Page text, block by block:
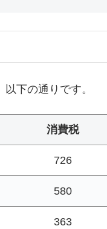
下の通りです。
消費税
726
580
363